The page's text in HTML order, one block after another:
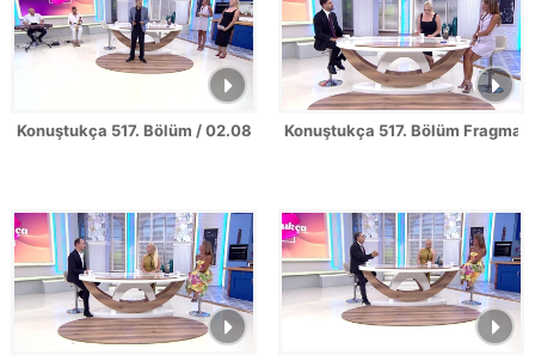
Konuştukça 517. Bölüm / 02.08.2026Konuştukça 517. Bölüm Fragmanı